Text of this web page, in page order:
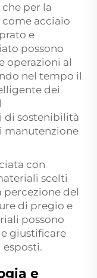
per la
acciaio
e
possono
operazioni al
nel tempo il
dei
sostenibilità
manutenzione
con
scelti
del
di pregio e
possono
giustificare
e